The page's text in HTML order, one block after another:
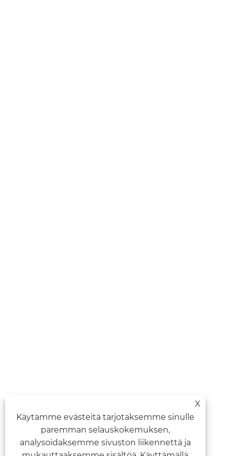
X
Käytämme evästeitä tarjotaksemme sinulle
paremman selauskokemuksen,
analysoidaksemme sivuston liikennettä ja